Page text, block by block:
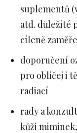
suplementů
atd. důležité
cíleně
doporučení
pro obličej i
radiací
rady a
kůži